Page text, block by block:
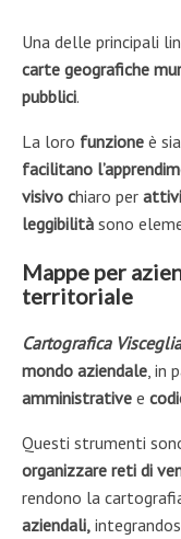
Una delle principali
carte geografiche
pubblici.
La loro funzione è sia
facilitano
visivo chiaro per
leggibilità sono
Mappe per
territoriale
Cartografica Visceglia
mondo aziendale , in
amministrative e
Questi strumenti
organizzare reti di
rendono la
aziendali,